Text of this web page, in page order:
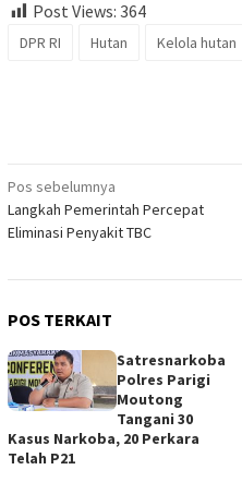
Post Views: 364
DPR RI Hutan Kelola hutan
Navigasi
pos
Pos sebelumnya
Langkah Pemerintah Percepat
Eliminasi Penyakit TBC
POS TERKAIT
Satresnarkoba
Polres Parigi
Moutong
Tangani 30
Kasus Narkoba, 20 Perkara
Telah P21